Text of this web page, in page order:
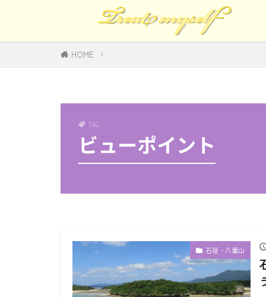
HOME
TAG
ビューポイント
石垣・八重山